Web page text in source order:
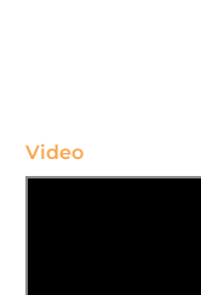
Video